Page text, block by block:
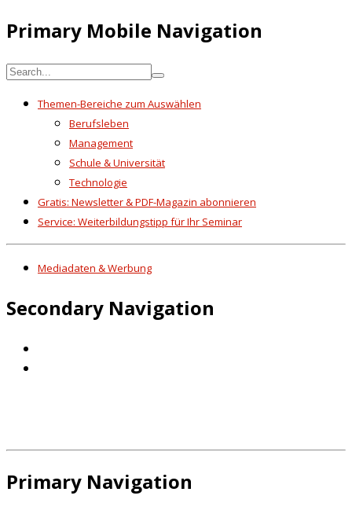
Primary Mobile Navigation
Themen-Bereiche zum Auswählen
Berufsleben
Management
Schule & Universität
Technologie
Gratis: Newsletter & PDF-Magazin abonnieren
Service: Weiterbildungstipp für Ihr Seminar
Mediadaten & Werbung
Secondary Navigation
Primary Navigation